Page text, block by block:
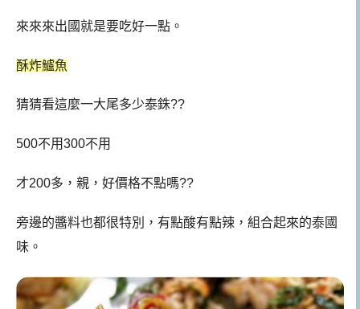
來來來出國就是要吃好一點。
酥炸鱸魚
猜猜看這麼一大尾多少泰銖??
500不用300不用
才200多，親，好價格不點嗎??
旁邊的醬料也都很特別，有點酸有點辣，組合起來的泰國
味。